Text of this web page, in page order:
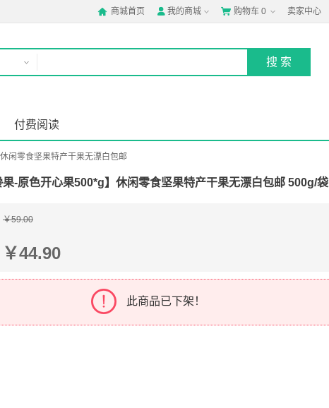
 商城首页  我的商城  购物车 0 卖家中心
付费阅读
闲零食坚果特产干果无漂白包邮
果-原色开心果500*g】休闲零食坚果特产干果无漂白包邮 500g/袋
￥59.00
￥44.90
此商品已下架！